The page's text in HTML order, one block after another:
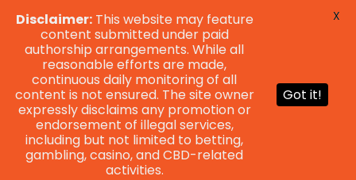
Disclaimer:This website may feature
content submitted under paid
authorship arrangements. While all
reasonable efforts are made,
continuous daily monitoring of all
content is not ensured. The site owner
expressly disclaims any promotion or
endorsement of illegal services,
including but not limited to betting,
gambling, casino, and CBD-related
activities.
Got it!
X